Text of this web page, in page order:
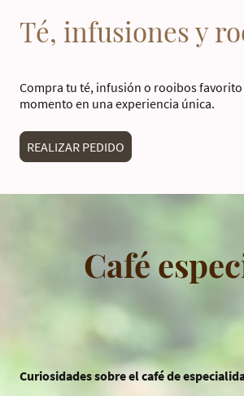
Té, infusiones y
Compra tu té, infusión o rooibos
momento en una experiencia única.
REALIZAR PEDIDO
Café
Curiosidades sobre el café de